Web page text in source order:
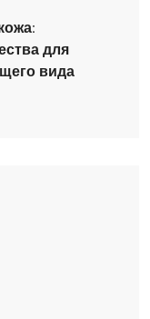
для
вида